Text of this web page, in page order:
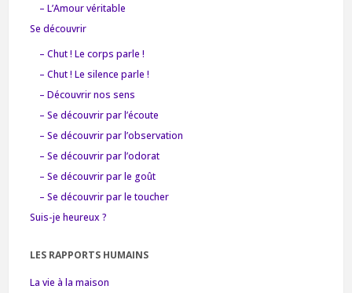
– L’Amour véritable
Se découvrir
– Chut ! Le corps parle !
– Chut ! Le silence parle !
– Découvrir nos sens
– Se découvrir par l’écoute
– Se découvrir par l’observation
– Se découvrir par l’odorat
– Se découvrir par le goût
– Se découvrir par le toucher
Suis-je heureux ?
LES RAPPORTS HUMAINS
La vie à la maison